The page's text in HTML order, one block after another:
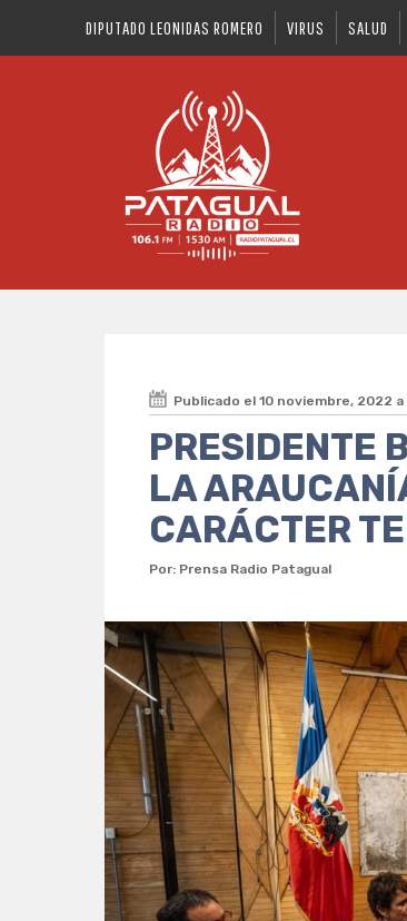
DIPUTADO LEONIDAS ROMERO VIRUS SALUD
Publicado el 10 noviembre, 2022 a
PRESIDENTE
LA
CARÁCTER
Por: Prensa Radio Patagual